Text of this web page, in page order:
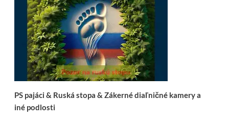
PS pajáci & Ruská stopa & Zákerné diaľničné kamery a
iné podlosti